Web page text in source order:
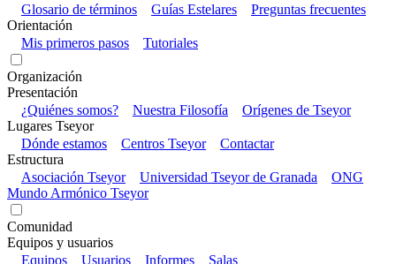
Glosario de términos
Guías Estelares
Preguntas frecuentes
Orientación
Mis primeros pasos
Tutoriales
Organización
Presentación
¿Quiénes somos?
Nuestra Filosofía
Orígenes de Tseyor
Lugares Tseyor
Dónde estamos
Centros Tseyor
Contactar
Estructura
Asociación Tseyor
Universidad Tseyor de Granada
ONG
Mundo Armónico Tseyor
Comunidad
Equipos y usuarios
Equipos
Usuarios Informes
Salas